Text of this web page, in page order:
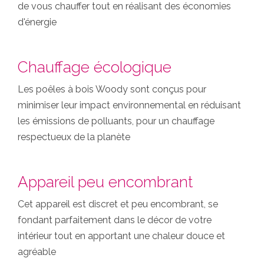
de vous chauffer tout en réalisant des économies
d'énergie
Chauffage écologique
Les poêles à bois Woody sont conçus pour
minimiser leur impact environnemental en réduisant
les émissions de polluants, pour un chauffage
respectueux de la planète
Appareil peu encombrant
Cet appareil est discret et peu encombrant, se
fondant parfaitement dans le décor de votre
intérieur tout en apportant une chaleur douce et
agréable